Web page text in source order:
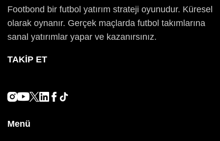
Footbond bir futbol yatırım strateji oyunudur. Küresel
olarak oynanır. Gerçek maçlarda futbol takımlarına
sanal yatırımlar yapar ve kazanırsınız.
TAKIP ET
Menü